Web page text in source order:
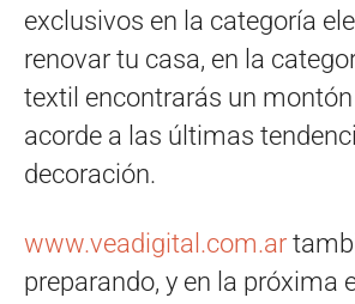
exclusivos en la categoría
renovar tu casa, en la
textil encontrarás un
acorde a las últimas
decoración.
www.veadigital.com.ar
preparando, y en la próxima